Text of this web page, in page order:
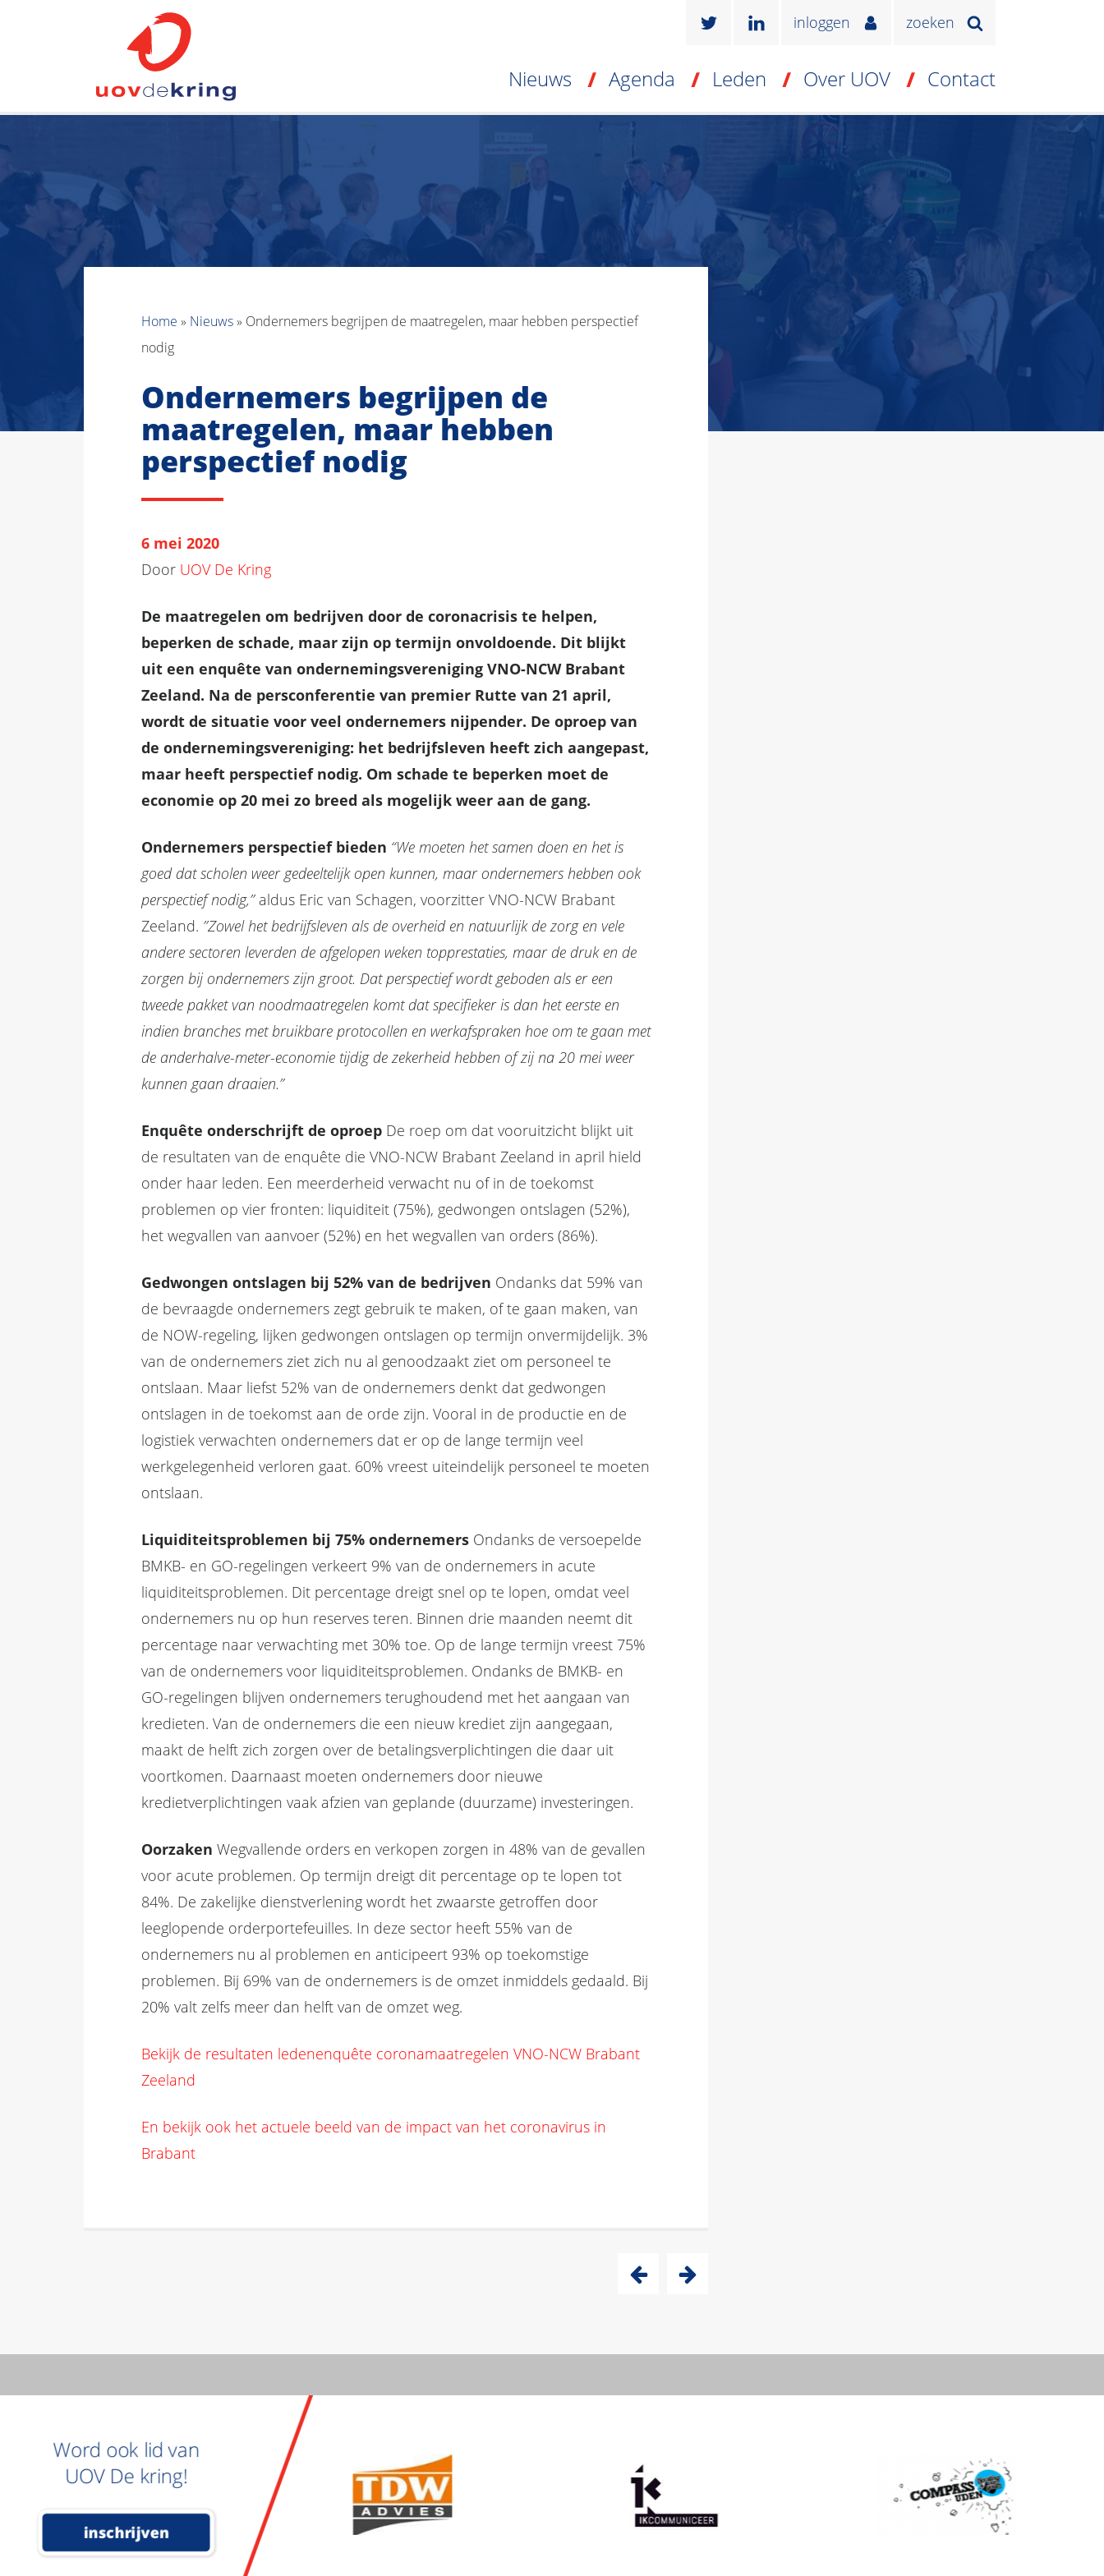
inloggen zoeken
Nieuws Agenda Leden Over UOV Contact
Home » Nieuws» Ondernemers begrijpen de maatregelen, maar hebben perspectief
nodig
Ondernemers begrijpen de
maatregelen, maar hebben
perspectief nodig
6 mei 2020
Door UOV De Kring
De maatregelen om bedrijven door de coronacrisis te helpen,
beperken de schade, maar zijn op termijn onvoldoende. Dit blijkt
uit een enquête van ondernemingsvereniging VNO-NCW Brabant
Zeeland. Na de persconferentie van premier Rutte van 21 april,
wordt de situatie voor veel ondernemers nijpender. De oproep van
de ondernemingsvereniging: het bedrijfsleven heeft zich aangepast,
maar heeft perspectief nodig. Om schade te beperken moet de
economie op 20 mei zo breed als mogelijk weer aan de gang.
Ondernemers perspectief bieden “We moeten het samen doen en het is
goed dat scholen weer gedeeltelijk open kunnen, maar ondernemers hebben ook
perspectief nodig,” aldus Eric van Schagen, voorzitter VNO-NCW Brabant
Zeeland. ”Zowel het bedrijfsleven als de overheid en natuurlijk de zorg en vele
andere sectoren leverden de afgelopen weken topprestaties, maar de druk en de
zorgen bij ondernemers zijn groot. Dat perspectief wordt geboden als er een
tweede pakket van noodmaatregelen komt dat specifieker is dan het eerste en
indien branches met bruikbare protocollen en werkafspraken hoe om te gaan met
de anderhalve-meter-economie tijdig de zekerheid hebben of zij na 20 mei weer
kunnen gaan draaien.”
Enquête onderschrijft de oproep De roep om dat vooruitzicht blijkt uit
de resultaten van de enquête die VNO-NCW Brabant Zeeland in april hield
onder haar leden. Een meerderheid verwacht nu of in de toekomst
problemen op vier fronten: liquiditeit (75%), gedwongen ontslagen (52%),
het wegvallen van aanvoer (52%) en het wegvallen van orders (86%).
Gedwongen ontslagen bij 52% van de bedrijven Ondanks dat 59% van
de bevraagde ondernemers zegt gebruik te maken, of te gaan maken, van
de NOW-regeling, lijken gedwongen ontslagen op termijn onvermijdelijk. 3%
van de ondernemers ziet zich nu al genoodzaakt ziet om personeel te
ontslaan. Maar liefst 52% van de ondernemers denkt dat gedwongen
ontslagen in de toekomst aan de orde zijn. Vooral in de productie en de
logistiek verwachten ondernemers dat er op de lange termijn veel
werkgelegenheid verloren gaat. 60% vreest uiteindelijk personeel te moeten
ontslaan.
Liquiditeitsproblemen bij 75% ondernemers Ondanks de versoepelde
BMKB- en GO-regelingen verkeert 9% van de ondernemers in acute
liquiditeitsproblemen. Dit percentage dreigt snel op te lopen, omdat veel
ondernemers nu op hun reserves teren. Binnen drie maanden neemt dit
percentage naar verwachting met 30% toe. Op de lange termijn vreest 75%
van de ondernemers voor liquiditeitsproblemen. Ondanks de BMKB- en
GO-regelingen blijven ondernemers terughoudend met het aangaan van
kredieten. Van de ondernemers die een nieuw krediet zijn aangegaan,
maakt de helft zich zorgen over de betalingsverplichtingen die daar uit
voortkomen. Daarnaast moeten ondernemers door nieuwe
kredietverplichtingen vaak afzien van geplande (duurzame) investeringen.
Oorzaken Wegvallende orders en verkopen zorgen in 48% van de gevallen
voor acute problemen. Op termijn dreigt dit percentage op te lopen tot
84%. De zakelijke dienstverlening wordt het zwaarste getroffen door
leeglopende orderportefeuilles. In deze sector heeft 55% van de
ondernemers nu al problemen en anticipeert 93% op toekomstige
problemen. Bij 69% van de ondernemers is de omzet inmiddels gedaald. Bij
20% valt zelfs meer dan helft van de omzet weg.
Bekijk de resultaten ledenenquête coronamaatregelen VNO-NCW Brabant
Zeeland
En bekijk ook het actuele beeld van de impact van het coronavirus in
Brabant
Word ook lid van
UOV De kring!
inschrijven